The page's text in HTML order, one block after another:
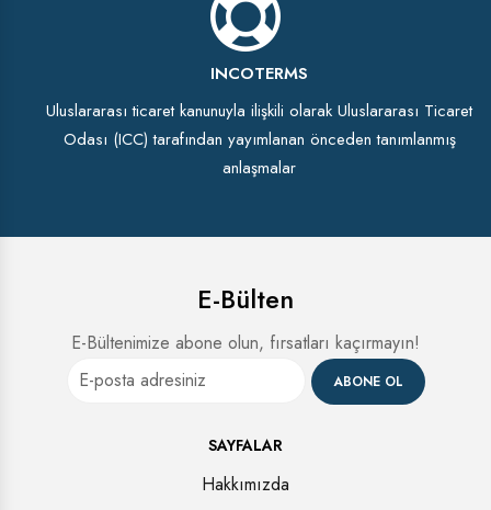
INCOTERMS
Uluslararası ticaret kanunuyla ilişkili olarak Uluslararası Ticaret
Odası (ICC) tarafından yayımlanan önceden tanımlanmış
anlaşmalar
E-Bülten
E-Bültenimize abone olun, fırsatları kaçırmayın!
ABONE OL
SAYFALAR
Hakkımızda